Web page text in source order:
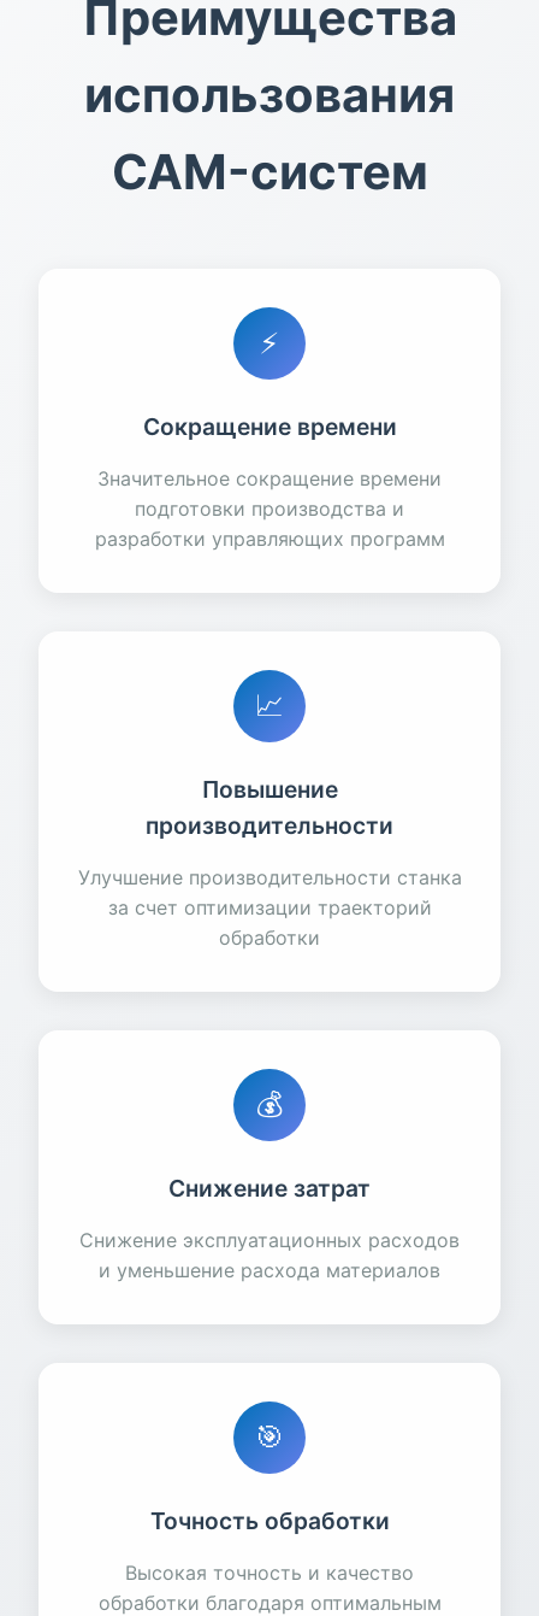
Преимущества
использования
CAM-систем
⚡
Сокращение времени
Значительное сокращение времени
подготовки производства и
разработки управляющих программ
📈
Повышение
производительности
Улучшение производительности станка
за счет оптимизации траекторий
обработки
💰
Снижение затрат
Снижение эксплуатационных расходов
и уменьшение расхода материалов
🎯
Точность обработки
Высокая точность и качество
обработки благодаря оптимальным